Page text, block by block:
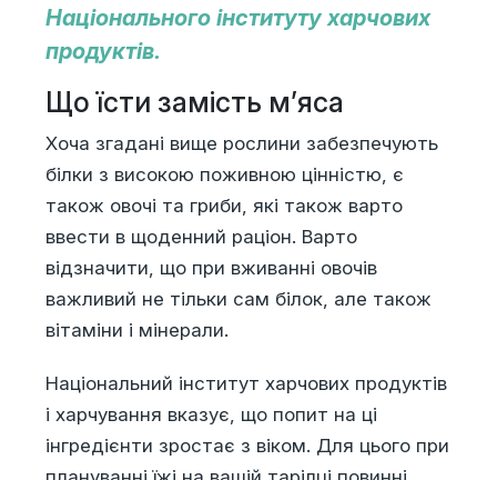
Національного інституту харчових
продуктів.
Що їсти замість м’яса
Хоча згадані вище рослини забезпечують
білки з високою поживною цінністю, є
також овочі та гриби, які також варто
ввести в щоденний раціон. Варто
відзначити, що при вживанні овочів
важливий не тільки сам білок, але також
вітаміни і мінерали.
Національний інститут харчових продуктів
і харчування вказує, що попит на ці
інгредієнти зростає з віком. Для цього при